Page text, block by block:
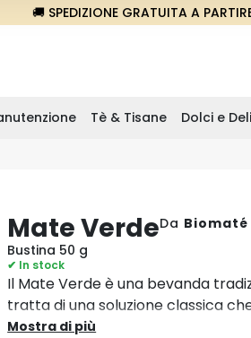
🚚 SPEDIZIONE GRATUITA A
Tè & Tisane Dolci e
Mate VerdeDa Biomaté
Bustina 50 g
✔ In stock
Il Mate Verde è una bevanda
tratta di una soluzione classica
mondo del mate.
Mostra di più